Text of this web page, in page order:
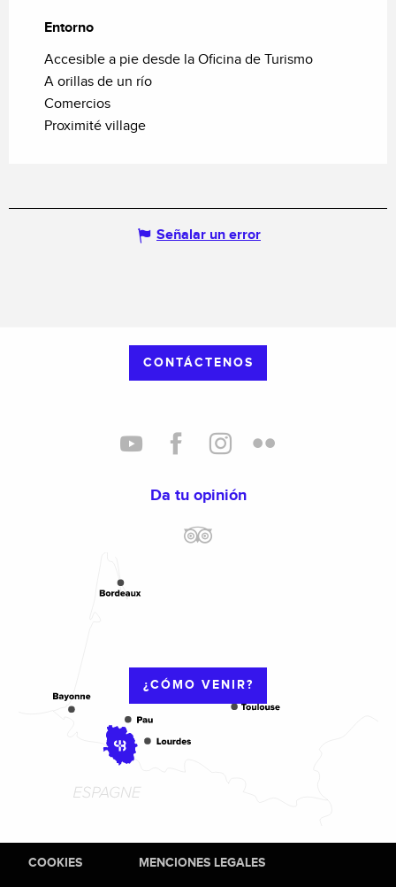
Entorno
Entorno
Accesible a pie desde la Oficina de Turismo
A orillas de un río
Comercios
Proximité village
Señalar un error
CONTÁCTENOS
Da tu opinión
¿CÓMO VENIR?
COOKIES MENCIONES LEGALES